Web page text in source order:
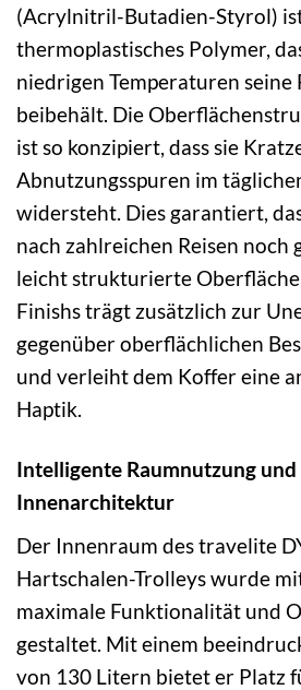
(Acrylnitril-Butadien-Styrol)
thermoplastisches Polymer,
niedrigen Temperaturen
beibehält. Die
ist so konzipiert, dass sie
Abnutzungsspuren im
widersteht. Dies garantiert,
nach zahlreichen Reisen noch
leicht strukturierte
Finishs trägt zusätzlich zur
gegenüber oberflächlichen
und verleiht dem Koffer eine
Haptik.
Intelligente Raumnutzung
Innenarchitektur
Der Innenraum des travelite
Hartschalen-Trolleys wurde
maximale Funktionalität und
gestaltet. Mit einem
von 130 Litern bietet er Platz